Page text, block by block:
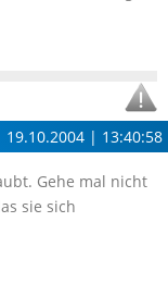
19.10.2004 | 13:40:58
Gehe mal nicht
sie sich